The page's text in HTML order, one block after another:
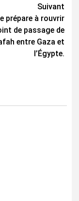
Suivant
prépare à rouvrir
de passage de
entre Gaza et
l’Égypte.